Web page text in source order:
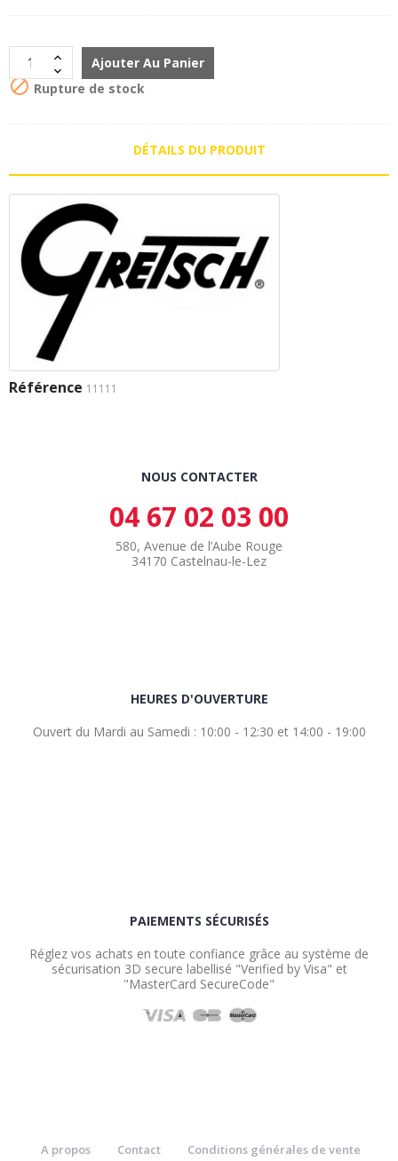
Ajouter Au Panier
 Rupture de stock
DÉTAILS DU PRODUIT
Référence 11111
NOUS CONTACTER
04 67 02 03 00
580, Avenue de l’Aube Rouge
34170 Castelnau-le-Lez
HEURES D'OUVERTURE
Ouvert du Mardi au Samedi : 10:00 - 12:30 et 14:00 - 19:00
PAIEMENTS SÉCURISÉS
Réglez vos achats en toute confiance grâce au système de
sécurisation 3D secure labellisé "Verified by Visa" et
"MasterCard SecureCode"
A propos Contact Conditions générales de vente